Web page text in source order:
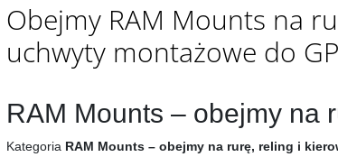
Obejmy RAM Mounts na
uchwyty montażowe do
RAM Mounts – obejmy na
Kategoria RAM Mounts – obejmy na rurę, reling i